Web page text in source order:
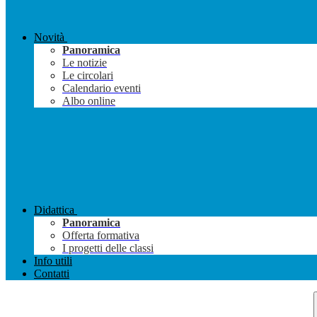
Novità
Panoramica
Le notizie
Le circolari
Calendario eventi
Albo online
Didattica
Panoramica
Offerta formativa
I progetti delle classi
Info utili
Contatti